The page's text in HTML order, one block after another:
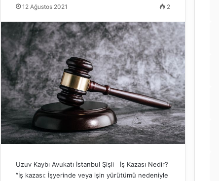
12 Ağustos 2021 2
Uzuv Kaybı Avukatı İstanbul Şişli İş Kazası Nedir?
“İş kazası: İşyerinde veya işin yürütümü nedeniyle